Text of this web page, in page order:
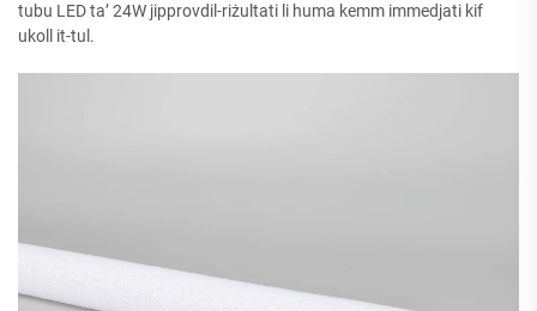
tubu LED ta’ 24W jipprovdil-riżultati li huma kemm immedjati kif
ukoll it-tul.